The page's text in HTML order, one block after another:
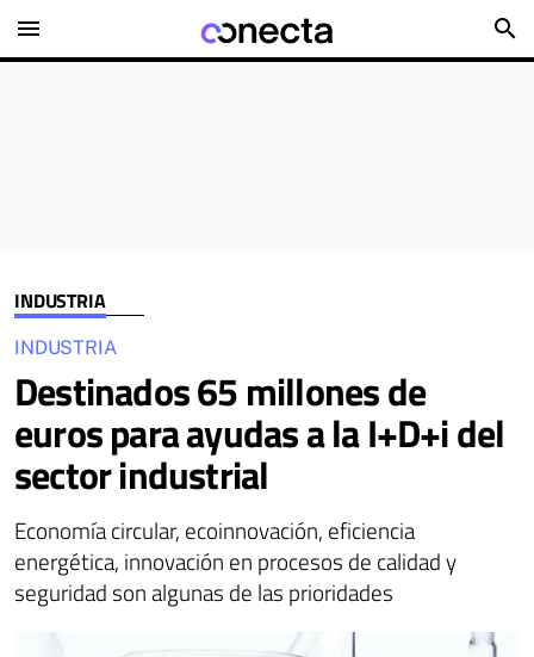
menu search
INDUSTRIA
INDUSTRIA
Destinados 65 millones de
euros para ayudas a la I+D+i del
sector industrial
Economía circular, ecoinnovación, eficiencia
energética, innovación en procesos de calidad y
seguridad son algunas de las prioridades